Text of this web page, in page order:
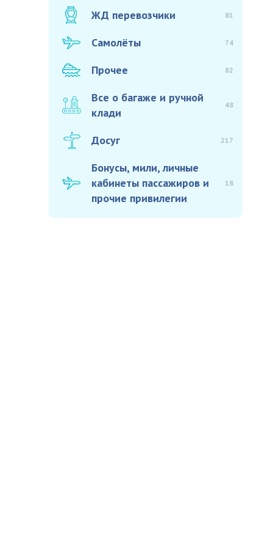
ЖД перевозчики 81
Самолёты 74
Прочее 82
Все о багаже и ручной
клади
48
Досуг 217
Бонусы, мили, личные
кабинеты пассажиров и
прочие привилегии
18